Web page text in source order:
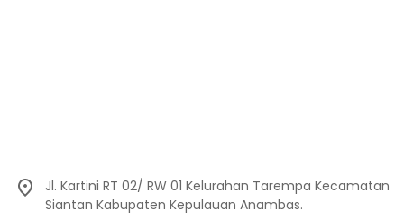
Jl. Kartini RT 02/ RW 01 Kelurahan Tarempa Kecamatan
Siantan Kabupaten Kepulauan Anambas.